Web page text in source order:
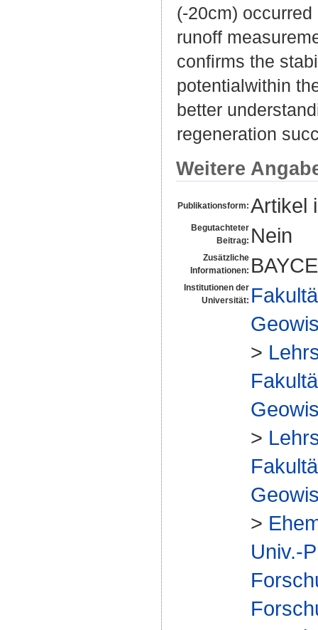
(-20cm)
runoff
confirms the
potentialwithin
better
regeneration
Weitere
Publikationsform: Artikel
Begutachteter
Beitrag: Nein
Zusätzliche
Informationen:
Institutionen der
Universität:
>
>
>
Univ.-